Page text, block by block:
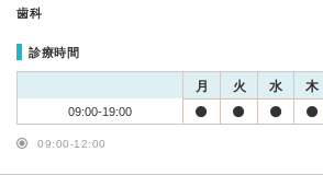
歯科
診療時間
月 火 水 木
09:00-19:00
09:00-12:00